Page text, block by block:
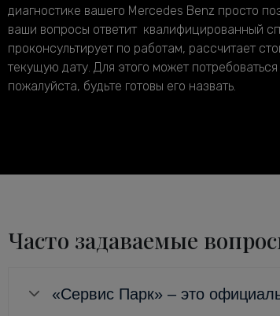
диагностике вашего Mercedes Benz просто
ваши вопросы ответит квалифицированный
проконсультирует по работам, рассчитает
текущую дату. Для этого может
пожалуйста, будьте готовы его назвать.
Часто задаваемые
«Сервис Парк» – это